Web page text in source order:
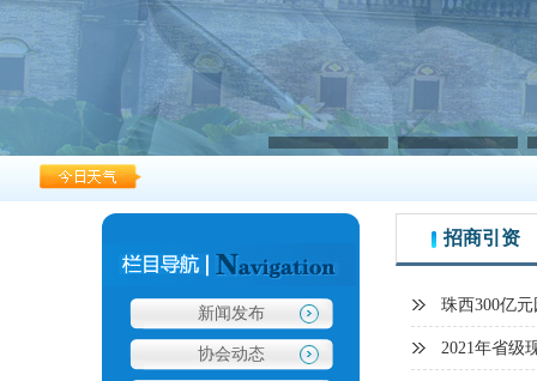
新闻发布
协会动态
招商引资
珠西300亿
2021年省级